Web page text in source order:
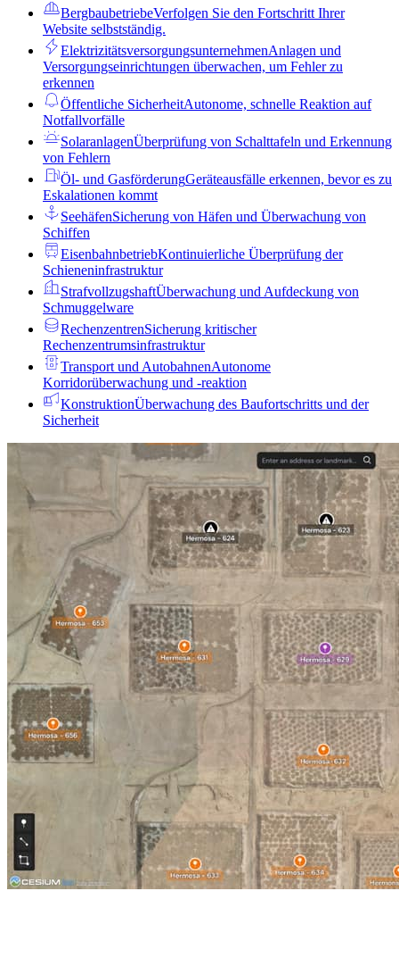
BergbaubetriebeVerfolgen Sie den Fortschritt Ihrer
Website selbstständig.
ElektrizitätsversorgungsunternehmenAnlagen und
Versorgungseinrichtungen überwachen, um Fehler zu
erkennen
Öffentliche SicherheitAutonome, schnelle Reaktion auf
Notfallvorfälle
SolaranlagenÜberprüfung von Schalttafeln und Erkennung
von Fehlern
Öl- und GasförderungGeräteausfälle erkennen, bevor es zu
Eskalationen kommt
SeehäfenSicherung von Häfen und Überwachung von
Schiffen
EisenbahnbetriebKontinuierliche Überprüfung der
Schieneninfrastruktur
StrafvollzugshaftÜberwachung und Aufdeckung von
Schmuggelware
RechenzentrenSicherung kritischer
Rechenzentrumsinfrastruktur
Transport und AutobahnenAutonome
Korridorüberwachung und -reaktion
KonstruktionÜberwachung des Baufortschritts und der
Sicherheit